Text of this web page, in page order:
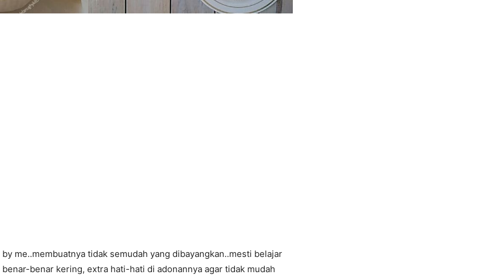
me..membuatnya tidak semudah yang dibayangkan..mesti belajar
benar kering, extra hati-hati di adonannya agar tidak mudah